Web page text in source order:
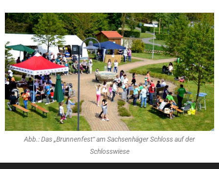
Abb.: Das „Brunnenfest“ am Sachsenhäger Schloss auf der
Schlosswiese